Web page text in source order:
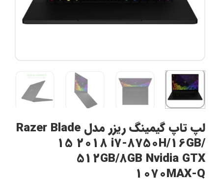
لپ تاپ گیمینگ ریزر مدل Razer Blade
15 2018 i7-8750H/16GB/
512GB/8GB Nvidia GTX
1070MAX-Q